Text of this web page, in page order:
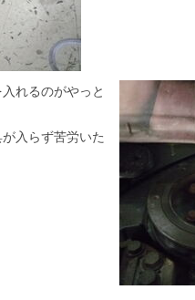
れるのがやっと
入らず苦労いた